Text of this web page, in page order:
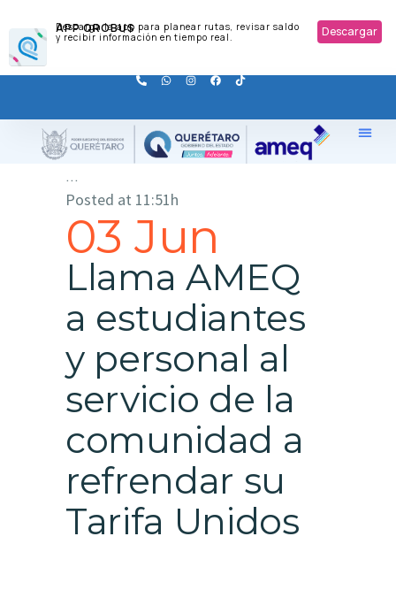
APP QROBUS
Descarga la app para planear rutas, revisar saldo
y recibir información en tiempo real.
Descargar
03 Jun
Llama AMEQ
a estudiantes
y personal al
servicio de la
comunidad a
refrendar su
Tarifa Unidos
Posted at 11:51h
...